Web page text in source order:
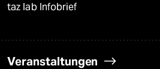
taz lab Infobrief
Veranstaltungen